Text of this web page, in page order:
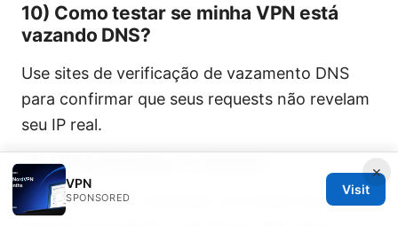
10) Como testar se minha VPN está
vazando DNS?
Use sites de verificação de vazamento DNS
para confirmar que seus requests não revelam
seu IP real.
11) VPN gratuitas vs pagas?
VPNs gratuitas costumam ter limites de dados,
×
VPN
SPONSORED
Visit